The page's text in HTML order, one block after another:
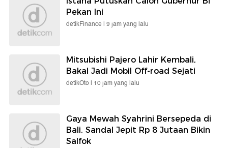
Pekan Ini
detikFinance | 9 jam yang lalu
Mitsubishi Pajero Lahir Kembali,
Bakal Jadi Mobil Off-road Sejati
detikOto | 10 jam yang lalu
Gaya Mewah Syahrini Bersepeda di
Bali, Sandal Jepit Rp 8 Jutaan Bikin
Salfok